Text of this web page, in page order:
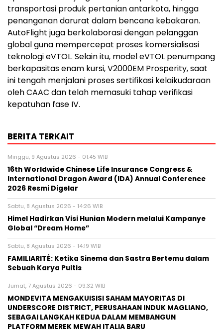
transportasi produk pertanian antarkota, hingga
penanganan darurat dalam bencana kebakaran.
AutoFlight juga berkolaborasi dengan pelanggan
global guna mempercepat proses komersialisasi
teknologi eVTOL. Selain itu, model eVTOL penumpang
berkapasitas enam kursi, V2000EM Prosperity, saat
ini tengah menjalani proses sertifikasi kelaikudaraan
oleh CAAC dan telah memasuki tahap verifikasi
kepatuhan fase IV.
BERITA TERKAIT
Minggu, 9 Agustus 2026 - 01:45 WIB
16th Worldwide Chinese Life Insurance Congress &
International Dragon Award (IDA) Annual Conference
2026 Resmi Digelar
Sabtu, 8 Agustus 2026 - 14:26 WIB
Himel Hadirkan Visi Hunian Modern melalui Kampanye
Global “Dream Home”
Sabtu, 8 Agustus 2026 - 14:19 WIB
FAMILIARITÉ: Ketika Sinema dan Sastra Bertemu dalam
Sebuah Karya Puitis
Jumat, 7 Agustus 2026 - 09:32 WIB
MONDEVITA MENGAKUISISI SAHAM MAYORITAS DI
UNDERSCORE DISTRICT, PERUSAHAAN INDUK MAGLIANO,
SEBAGAI LANGKAH KEDUA DALAM MEMBANGUN
PLATFORM MEREK MEWAH ITALIA BARU